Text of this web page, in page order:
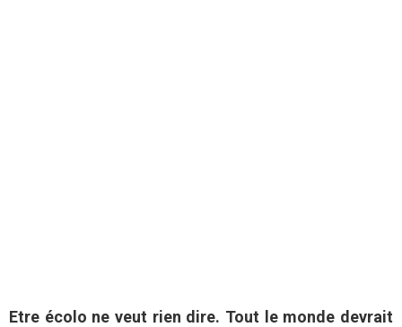
Etre écolo ne veut rien dire. Tout le monde devrait